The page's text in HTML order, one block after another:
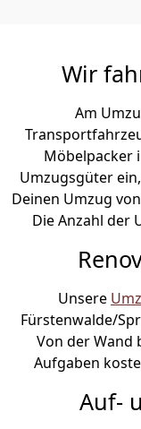
Wir
Am
Möbelpacker
Umzugsgüter ein,
Deinen Umzug
Die Anzahl der
Unsere
Fürstenwalde/
Von der Wand
Aufgaben
Auf-